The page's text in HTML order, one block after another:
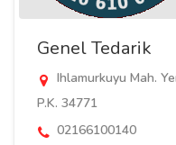
Genel Tedarik
Ihlamurkuyu Mah.
P.K. 34771
02166100140